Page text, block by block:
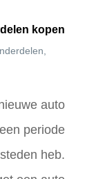
kopen
auto
periode
heb.